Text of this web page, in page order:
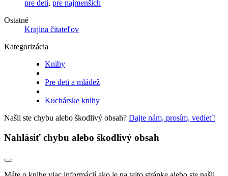
pre deti, pre najmenších
Ostatné
Krajina čitateľov
Kategorizácia
Knihy
Pre deti a mládež
Kuchárske knihy
Našli ste chybu alebo škodlivý obsah? Dajte nám, prosím, vedieť!
Nahlásiť chybu alebo škodlivý obsah